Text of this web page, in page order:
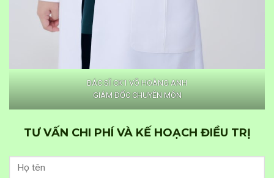
BÁC SĨ CK1 VÕ HOÀNG ANH
GIÁM ĐỐC CHUYÊN MÔN
TƯ VẤN CHI PHÍ VÀ KẾ HOẠCH ĐIỀU TRỊ